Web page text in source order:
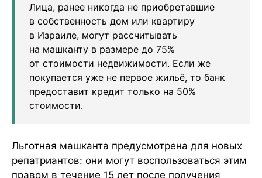
Лица, ранее никогда не приобретавшие
в собственность дом или квартиру
в Израиле, могут рассчитывать
на машканту в размере до 75%
от стоимости недвижимости. Если же
покупается уже не первое жильё, то банк
предоставит кредит только на 50%
стоимости.
Льготная машканта предусмотрена для новых
репатриантов: они могут воспользоваться этим
правом в течение 15 лет после получения